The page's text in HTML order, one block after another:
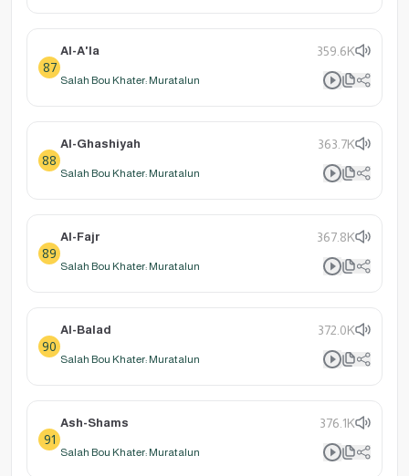
87
Al-A'la 359.6K
Salah Bou Khater: Muratalun
88
Al-Ghashiyah 363.7K
Salah Bou Khater: Muratalun
89
Al-Fajr 367.8K
Salah Bou Khater: Muratalun
90
Al-Balad 372.0K
Salah Bou Khater: Muratalun
91
Ash-Shams 376.1K
Salah Bou Khater: Muratalun